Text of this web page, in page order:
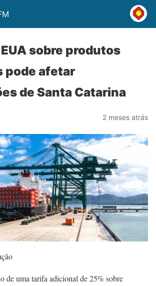
sobre produtos
pode afetar
de Santa Catarina
2 meses atrás
de uma tarifa adicional de 25% sobre